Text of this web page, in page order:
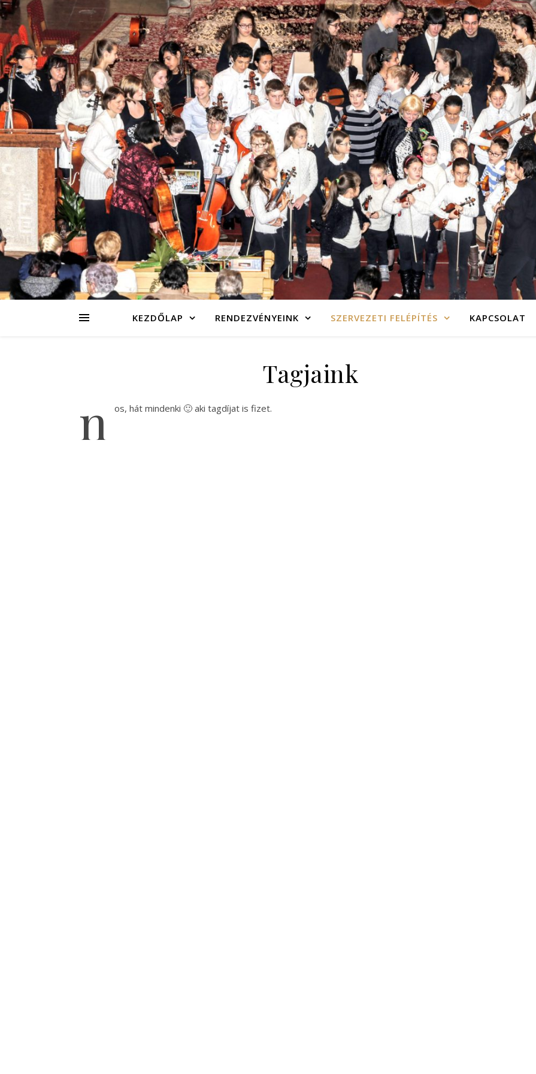
KEZDŐLAP RENDEZVÉNYEINK SZERVEZETI FELÉPÍTÉS KAPCSOLAT
Tagjaink
n os, hát mindenki 🙂 aki tagdíjat is fizet.